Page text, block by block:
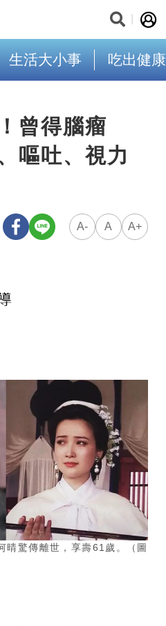
生活大小事 吃出健康
曾得腦瘤
嘔吐、視力
A- A A+
晴驚傳離世，享壽61歲。（圖